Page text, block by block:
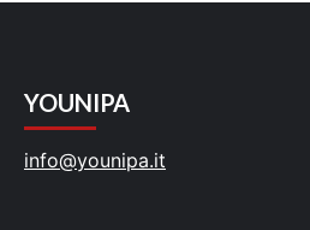
YOUNIPA
info@younipa.it